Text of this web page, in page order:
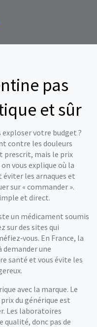
pas
et sûr
exploser votre budget ?
contre les douleurs
prescrit, mais le prix
vous explique où la
les arnaques et
sur « commander ».
et direct.
un médicament soumis
sur des sites qui
En France, la
une
santé et vous évite les
avec la marque. Le
du générique est
Les laboratoires
qualité, donc pas de